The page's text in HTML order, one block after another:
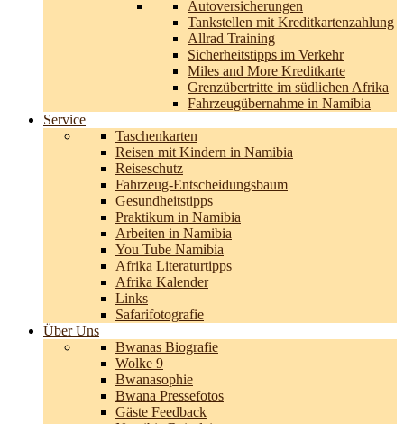
Autoversicherungen
Tankstellen mit Kreditkartenzahlung
Allrad Training
Sicherheitstipps im Verkehr
Miles and More Kreditkarte
Grenzübertritte im südlichen Afrika
Fahrzeugübernahme in Namibia
Service
Taschenkarten
Reisen mit Kindern in Namibia
Reiseschutz
Fahrzeug-Entscheidungsbaum
Gesundheitstipps
Praktikum in Namibia
Arbeiten in Namibia
You Tube Namibia
Afrika Literaturtipps
Afrika Kalender
Links
Safarifotografie
Über Uns
Bwanas Biografie
Wolke 9
Bwanasophie
Bwana Pressefotos
Gäste Feedback